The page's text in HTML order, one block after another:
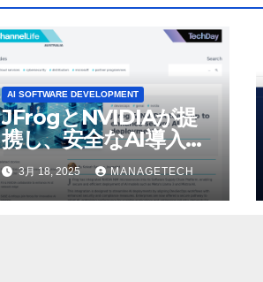
AI SOFTWARE DEVELOPMENT
JFrogとNVIDIAが提
携し、安全なAI導入を
強化
3月 18, 2025 MANAGETECH